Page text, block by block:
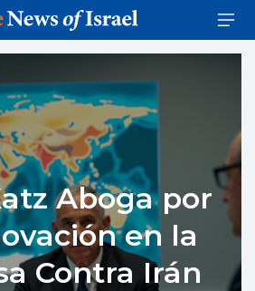
Aboga por
en la
Contra Irán